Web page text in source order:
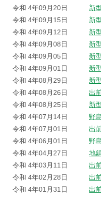
令和 4年09月20日
新
令和 4年09月15日
新
令和 4年09月12日
新
令和 4年09月08日
新
令和 4年09月05日
新
令和 4年09月01日
新
令和 4年08月29日
新
令和 4年08月26日
出
令和 4年08月25日
新
令和 4年07月14日
野
令和 4年07月01日
出
令和 4年06月01日
野
令和 4年04月27日
地
令和 4年03月11日
出
令和 4年02月28日
出
令和 4年01月31日
出